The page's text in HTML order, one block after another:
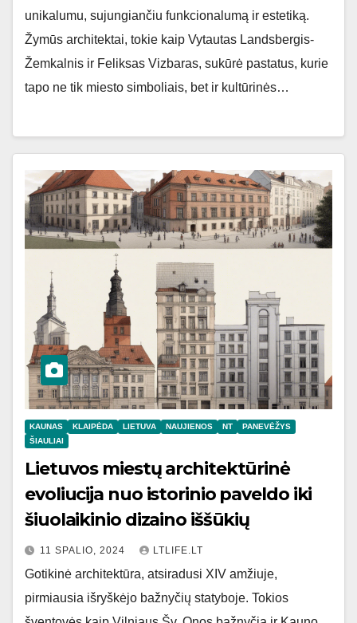
unikalumu, sujungiančiu funkcionalumą ir estetiką.
Žymūs architektai, tokie kaip Vytautas Landsbergis-
Žemkalnis ir Feliksas Vizbaras, sukūrė pastatus, kurie
tapo ne tik miesto simboliais, bet ir kultūrinės…
KAUNAS KLAIPĖDA LIETUVA NAUJIENOS NT
PANEVĖŽYS
ŠIAULIAI
Lietuvos miestų architektūrinė
evoliucija nuo istorinio paveldo iki
šiuolaikinio dizaino iššūkių
11 SPALIO, 2024 LTLIFE.LT
Gotikinė architektūra, atsiradusi XIV amžiuje,
pirmiausia išryškėjo bažnyčių statyboje. Tokios